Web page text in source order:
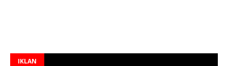
IKLAN